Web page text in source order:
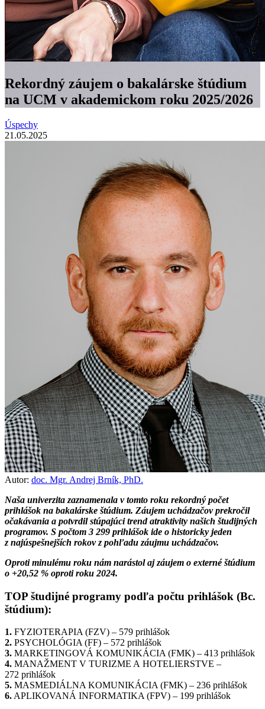
Rekordný záujem o bakalárske štúdium
na UCM v akademickom roku 2025/2026
Úspechy
21.05.2025
Autor: doc. Mgr. Andrej Brník, PhD.
Naša univerzita zaznamenala v tomto roku rekordný počet
prihlášok na bakalárske štúdium. Záujem uchádzačov prekročil
očakávania a potvrdil stúpajúci trend atraktivity našich študijných
programov. S počtom 3 299 prihlášok ide o historicky jeden
z najúspešnejších rokov z pohľadu záujmu uchádzačov.
Oproti minulému roku nám narástol aj záujem o externé štúdium
o +20,52 % oproti roku 2024.
TOP študijné programy podľa počtu prihlášok (Bc.
štúdium):
1. FYZIOTERAPIA (FZV) – 579 prihlášok
2. PSYCHOLÓGIA (FF) – 572 prihlášok
3. MARKETINGOVÁ KOMUNIKÁCIA (FMK) – 413 prihlášok
4. MANAŽMENT V TURIZME A HOTELIERSTVE –
272 prihlášok
5. MASMEDIÁLNA KOMUNIKÁCIA (FMK) – 236 prihlášok
6. APLIKOVANÁ INFORMATIKA (FPV) – 199 prihlášok